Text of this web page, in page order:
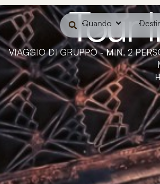
Quando
Tour
VIAGGIO DI GRUPPO - MIN. 2